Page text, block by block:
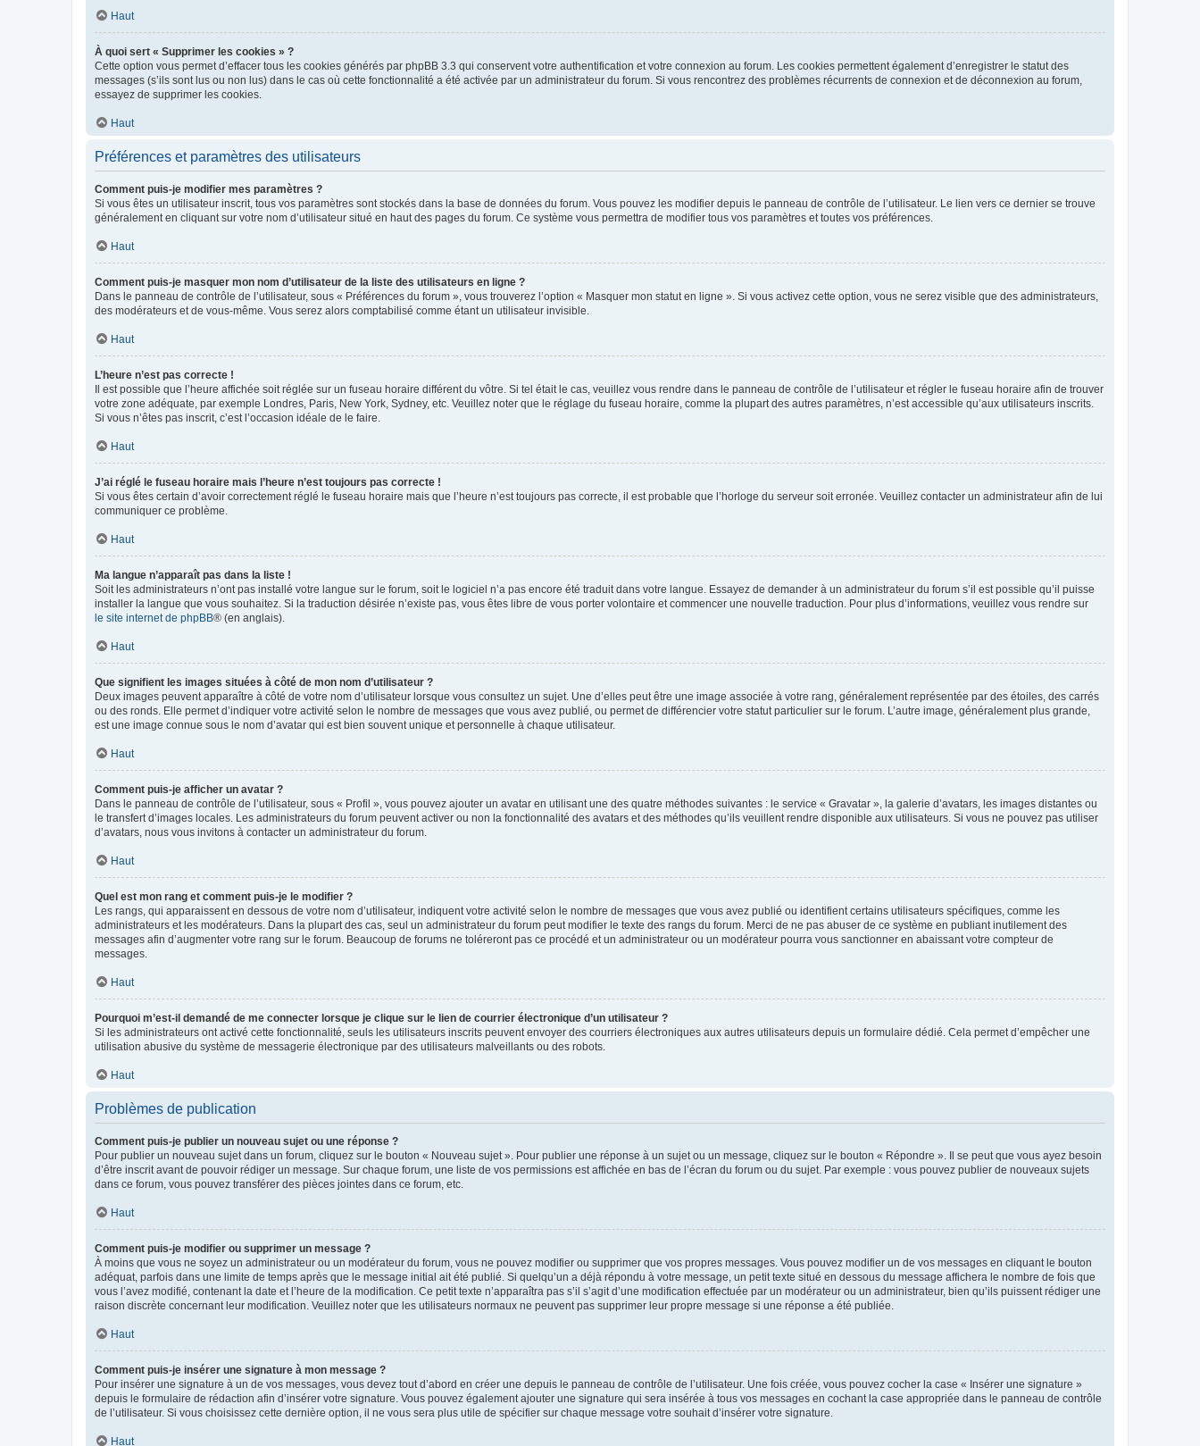
Haut
À quoi sert « Supprimer les cookies » ?
Cette option vous permet d’effacer tous les cookies générés par phpBB 3.3 qui conservent votre authentification et votre connexion au forum. Les cookies permettent également d’enregistrer le statut des
messages (s’ils sont lus ou non lus) dans le cas où cette fonctionnalité a été activée par un administrateur du forum. Si vous rencontrez des problèmes récurrents de connexion et de déconnexion au forum,
essayez de supprimer les cookies.
Haut
Préférences et paramètres des utilisateurs
Comment puis-je modifier mes paramètres ?
Si vous êtes un utilisateur inscrit, tous vos paramètres sont stockés dans la base de données du forum. Vous pouvez les modifier depuis le panneau de contrôle de l’utilisateur. Le lien vers ce dernier se trouve
généralement en cliquant sur votre nom d’utilisateur situé en haut des pages du forum. Ce système vous permettra de modifier tous vos paramètres et toutes vos préférences.
Haut
Comment puis-je masquer mon nom d’utilisateur de la liste des utilisateurs en ligne ?
Dans le panneau de contrôle de l’utilisateur, sous « Préférences du forum », vous trouverez l’option « Masquer mon statut en ligne ». Si vous activez cette option, vous ne serez visible que des administrateurs,
des modérateurs et de vous-même. Vous serez alors comptabilisé comme étant un utilisateur invisible.
Haut
L’heure n’est pas correcte !
Il est possible que l’heure affichée soit réglée sur un fuseau horaire différent du vôtre. Si tel était le cas, veuillez vous rendre dans le panneau de contrôle de l’utilisateur et régler le fuseau horaire afin de trouver
votre zone adéquate, par exemple Londres, Paris, New York, Sydney, etc. Veuillez noter que le réglage du fuseau horaire, comme la plupart des autres paramètres, n’est accessible qu’aux utilisateurs inscrits.
Si vous n’êtes pas inscrit, c’est l’occasion idéale de le faire.
Haut
J’ai réglé le fuseau horaire mais l’heure n’est toujours pas correcte !
Si vous êtes certain d’avoir correctement réglé le fuseau horaire mais que l’heure n’est toujours pas correcte, il est probable que l’horloge du serveur soit erronée. Veuillez contacter un administrateur afin de lui
communiquer ce problème.
Haut
Ma langue n’apparaît pas dans la liste !
Soit les administrateurs n’ont pas installé votre langue sur le forum, soit le logiciel n’a pas encore été traduit dans votre langue. Essayez de demander à un administrateur du forum s’il est possible qu’il puisse
installer la langue que vous souhaitez. Si la traduction désirée n’existe pas, vous êtes libre de vous porter volontaire et commencer une nouvelle traduction. Pour plus d’informations, veuillez vous rendre sur
le site internet de phpBB® (en anglais).
Haut
Que signifient les images situées à côté de mon nom d’utilisateur ?
Deux images peuvent apparaître à côté de votre nom d’utilisateur lorsque vous consultez un sujet. Une d’elles peut être une image associée à votre rang, généralement représentée par des étoiles, des carrés
ou des ronds. Elle permet d’indiquer votre activité selon le nombre de messages que vous avez publié, ou permet de différencier votre statut particulier sur le forum. L’autre image, généralement plus grande,
est une image connue sous le nom d’avatar qui est bien souvent unique et personnelle à chaque utilisateur.
Haut
Comment puis-je afficher un avatar ?
Dans le panneau de contrôle de l’utilisateur, sous « Profil », vous pouvez ajouter un avatar en utilisant une des quatre méthodes suivantes : le service « Gravatar », la galerie d’avatars, les images distantes ou
le transfert d’images locales. Les administrateurs du forum peuvent activer ou non la fonctionnalité des avatars et des méthodes qu’ils veuillent rendre disponible aux utilisateurs. Si vous ne pouvez pas utiliser
d’avatars, nous vous invitons à contacter un administrateur du forum.
Haut
Quel est mon rang et comment puis-je le modifier ?
Les rangs, qui apparaissent en dessous de votre nom d’utilisateur, indiquent votre activité selon le nombre de messages que vous avez publié ou identifient certains utilisateurs spécifiques, comme les
administrateurs et les modérateurs. Dans la plupart des cas, seul un administrateur du forum peut modifier le texte des rangs du forum. Merci de ne pas abuser de ce système en publiant inutilement des
messages afin d’augmenter votre rang sur le forum. Beaucoup de forums ne toléreront pas ce procédé et un administrateur ou un modérateur pourra vous sanctionner en abaissant votre compteur de
messages.
Haut
Pourquoi m’est-il demandé de me connecter lorsque je clique sur le lien de courrier électronique d’un utilisateur ?
Si les administrateurs ont activé cette fonctionnalité, seuls les utilisateurs inscrits peuvent envoyer des courriers électroniques aux autres utilisateurs depuis un formulaire dédié. Cela permet d’empêcher une
utilisation abusive du système de messagerie électronique par des utilisateurs malveillants ou des robots.
Haut
Problèmes de publication
Comment puis-je publier un nouveau sujet ou une réponse ?
Pour publier un nouveau sujet dans un forum, cliquez sur le bouton « Nouveau sujet ». Pour publier une réponse à un sujet ou un message, cliquez sur le bouton « Répondre ». Il se peut que vous ayez besoin
d’être inscrit avant de pouvoir rédiger un message. Sur chaque forum, une liste de vos permissions est affichée en bas de l’écran du forum ou du sujet. Par exemple : vous pouvez publier de nouveaux sujets
dans ce forum, vous pouvez transférer des pièces jointes dans ce forum, etc.
Haut
Comment puis-je modifier ou supprimer un message ?
À moins que vous ne soyez un administrateur ou un modérateur du forum, vous ne pouvez modifier ou supprimer que vos propres messages. Vous pouvez modifier un de vos messages en cliquant le bouton
adéquat, parfois dans une limite de temps après que le message initial ait été publié. Si quelqu’un a déjà répondu à votre message, un petit texte situé en dessous du message affichera le nombre de fois que
vous l’avez modifié, contenant la date et l’heure de la modification. Ce petit texte n’apparaîtra pas s’il s’agit d’une modification effectuée par un modérateur ou un administrateur, bien qu’ils puissent rédiger une
raison discrète concernant leur modification. Veuillez noter que les utilisateurs normaux ne peuvent pas supprimer leur propre message si une réponse a été publiée.
Haut
Comment puis-je insérer une signature à mon message ?
Pour insérer une signature à un de vos messages, vous devez tout d’abord en créer une depuis le panneau de contrôle de l’utilisateur. Une fois créée, vous pouvez cocher la case « Insérer une signature »
depuis le formulaire de rédaction afin d’insérer votre signature. Vous pouvez également ajouter une signature qui sera insérée à tous vos messages en cochant la case appropriée dans le panneau de contrôle
de l’utilisateur. Si vous choisissez cette dernière option, il ne vous sera plus utile de spécifier sur chaque message votre souhait d’insérer votre signature.
Haut